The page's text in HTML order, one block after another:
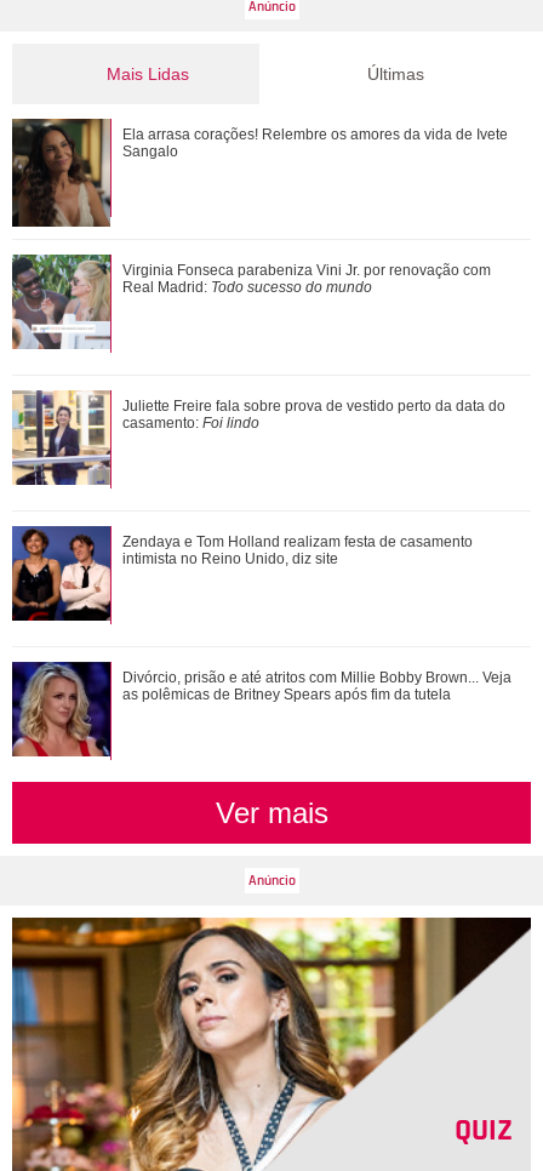
Mais Lidas
Confira filmes em que as cenas de sexo foram reais
Além de Ariana Grande, confira famosas que já foram
criticadas pelos corpos magros (e rebat...
Tom Brady é visto em passeio de iate no sul da França ao
lado de mulher misteriosa
Filho de Neymar Jr., Davi Lucca conta que pretende cursar
faculdade e revela área de interes...
Protetor! Relembre os momentos em que Zé Felipe saiu em
defesa de amigos e familiares
Últimas
Ela arrasa corações! Relembre os amores da vida de Ivete
Sangalo
Virginia Fonseca parabeniza Vini Jr. por renovação com
Real Madrid: Todo sucesso do mundo
Juliette Freire fala sobre prova de vestido perto da data do
casamento: Foi lindo
Zendaya e Tom Holland realizam festa de casamento
intimista no Reino Unido, diz site
Divórcio, prisão e até atritos com Millie Bobby Brown... Veja
as polêmicas de Britney Spears após fim da tutela
Ver mais
QUIZ